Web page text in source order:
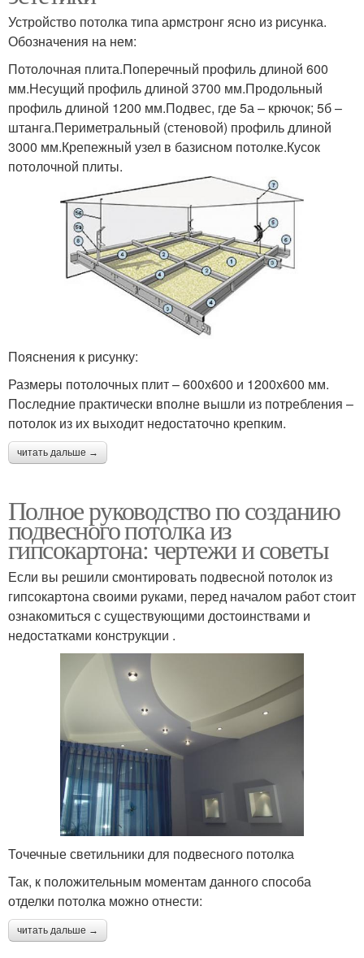
Устройство потолка типа армстронг ясно из рисунка.
Обозначения на нем:
Потолочная плита.Поперечный профиль длиной 600
мм.Несущий профиль длиной 3700 мм.Продольный
профиль длиной 1200 мм.Подвес, где 5а – крючок; 5б –
штанга.Периметральный (стеновой) профиль длиной
3000 мм.Крепежный узел в базисном потолке.Кусок
потолочной плиты.
Пояснения к рисунку:
Размеры потолочных плит – 600х600 и 1200х600 мм.
Последние практически вполне вышли из потребления –
потолок из их выходит недостаточно крепким.
читать дальше →
Полное руководство по созданию
подвесного потолка из
гипсокартона: чертежи и советы
Если вы решили смонтировать подвесной потолок из
гипсокартона своими руками, перед началом работ стоит
ознакомиться с существующими достоинствами и
недостатками конструкции .
Точечные светильники для подвесного потолка
Так, к положительным моментам данного способа
отделки потолка можно отнести:
читать дальше →